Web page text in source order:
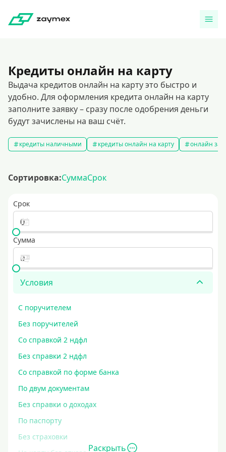
Кредиты онлайн на карту
Выдача кредитов онлайн на карту это быстро и
удобно. Для оформления кредита онлайн на карту
заполните заявку – сразу после одобрения деньги
будут зачислены на ваш счёт.
кредиты наличными кредиты онлайн на карту онлайн
Сортировка:СуммаСрок
Срок
Сумма
Условия
С поручителем
Без поручителей
Со справкой 2 ндфл
Без справки 2 ндфл
Со справкой по форме банка
По двум документам
Без справки о доходах
По паспорту
Без страховки
Раскрыть